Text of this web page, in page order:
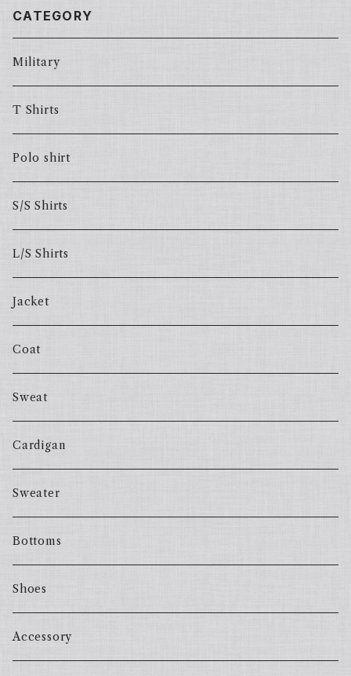
CATEGORY
Military
T Shirts
Polo shirt
S/S Shirts
L/S Shirts
Jacket
Coat
Sweat
Cardigan
Sweater
Bottoms
Shoes
Accessory